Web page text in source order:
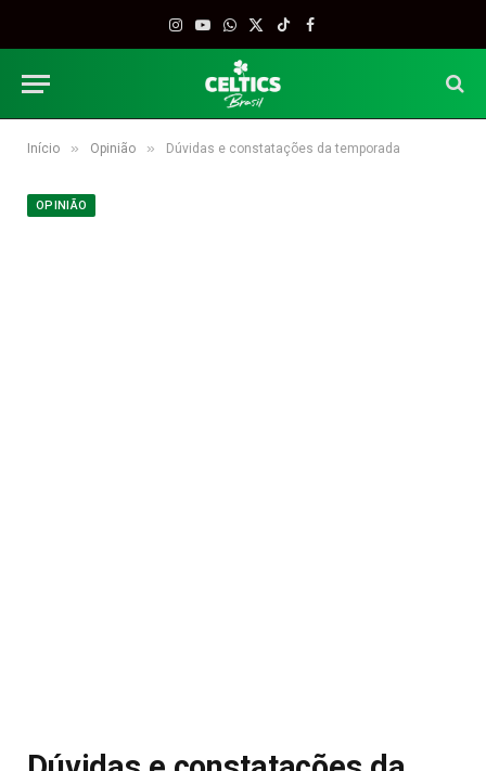
Instagram
YouTube
WhatsApp
X
TikTokFacebook
Início » Opinião » Dúvidas e constatações da temporada
OPINIÃO